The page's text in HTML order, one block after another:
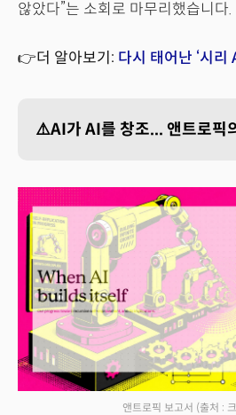
않았다”는 소회로 마무리했습니다.
👉더 알아보기: 다시 태어난 ‘시리
⚠️AI가 AI를 창조... 앤트로픽
앤트로픽 보고서 (출처 :